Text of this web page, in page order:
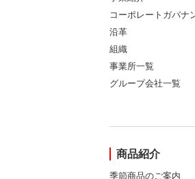
コーポレートガバナ
沿革
組織
事業所一覧
グループ会社一覧
商品紹介
季節商品のご案内